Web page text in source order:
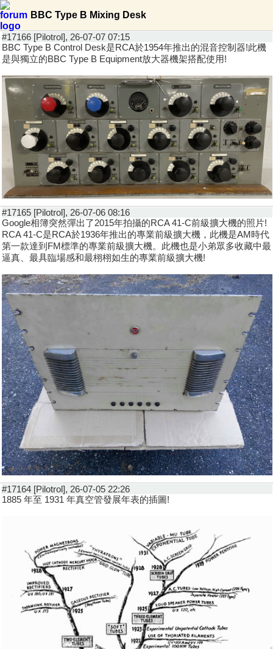
BBC Type B Mixing Desk
#17166 [Pilotrol], 26-07-07 07:15
BBC Type B Control Desk是RCA於1954年推出的混音控制器!此機
是與獨立的BBC Type B Equipment放大器機架搭配使用!
#17165 [Pilotrol], 26-07-06 08:16
Google相簿突然彈出了2015年拍攝的RCA 41-C前級擴大機的照片!
RCA 41-C是RCA於1936年推出的專業前級擴大機，此機是AM時代
第一款達到FM標準的專業前級擴大機。此機也是小弟眾多收藏中最
逼真、最具臨場感和最栩栩如生的專業前級擴大機!
#17164 [Pilotrol], 26-07-05 22:26
1885 年至 1931 年真空管發展年表的插圖!